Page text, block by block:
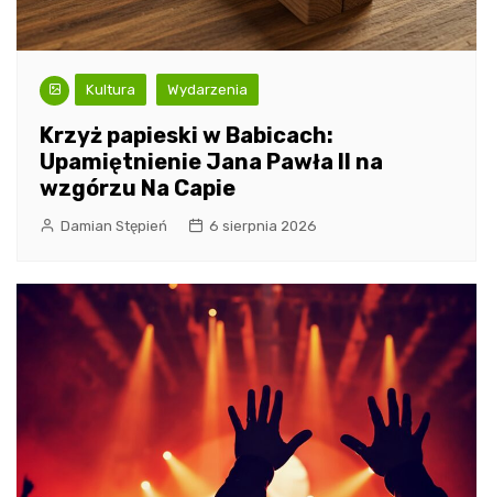
Kultura Wydarzenia
Krzyż papieski w Babicach:
Upamiętnienie Jana Pawła II na
wzgórzu Na Capie
Damian Stępień 6 sierpnia 2026